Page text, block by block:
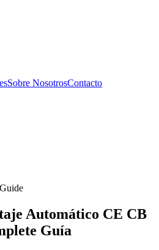
Sobre NosotrosContacto
Automático CE CB
Guía